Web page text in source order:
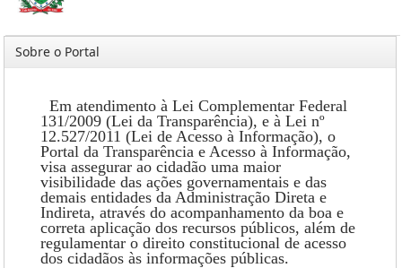
Sobre o Portal
Em atendimento à Lei Complementar Federal
131/2009 (Lei da Transparência), e à Lei nº
12.527/2011 (Lei de Acesso à Informação), o
Portal da Transparência e Acesso à Informação,
visa assegurar ao cidadão uma maior
visibilidade das ações governamentais e das
demais entidades da Administração Direta e
Indireta, através do acompanhamento da boa e
correta aplicação dos recursos públicos, além de
regulamentar o direito constitucional de acesso
dos cidadãos às informações públicas.